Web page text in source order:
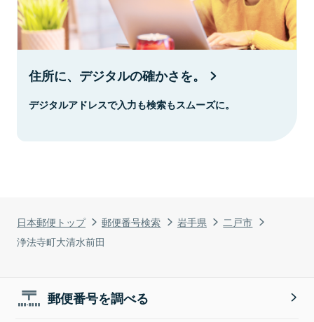
日本郵便トップ 郵便番号検索 岩手県
二戸市
浄法寺町大清水前田
住所に、デジタルの確かさを。
デジタルアドレスで入力も検索もスムーズに。
郵便番号を調べる